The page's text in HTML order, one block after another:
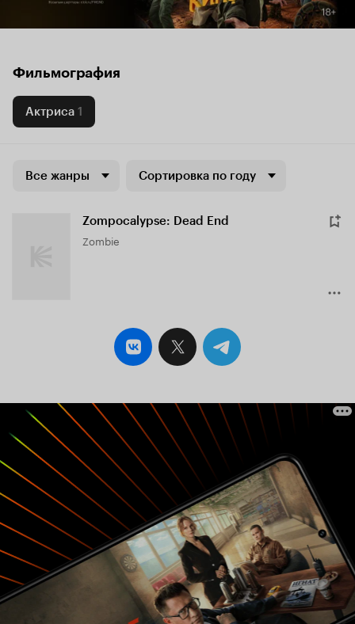
Фильмография
Актриса 1
Все жанры Сортировка по году
Zompocalypse: Dead End
Zombie